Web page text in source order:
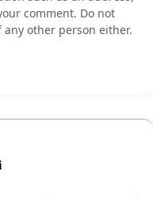
comment. Do not
other person either.